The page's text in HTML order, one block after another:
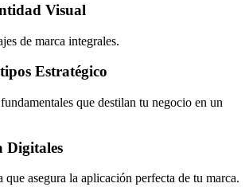
Visual
de marca integrales.
Estratégico
que destilan tu negocio en un
Digitales
asegura la aplicación perfecta de tu marca.